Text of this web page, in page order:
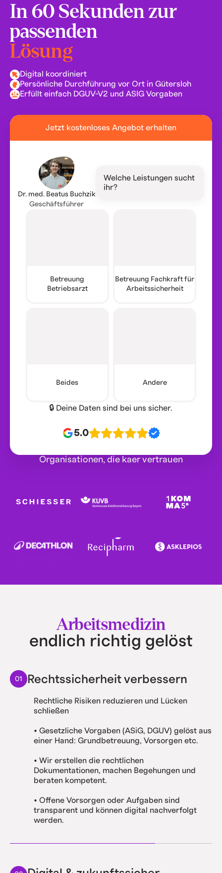
In 60 Sekunden zur
passenden
Lösung
Digital koordiniert
Persönliche Durchführung vor Ort in Gütersloh
Erfüllt einfach DGUV-V2 und ASIG Vorgaben
Jetzt kostenloses Angebot erhalten
Dr. med. Beatus Buchzik
Geschäftsführer
Welche Leistungen sucht
ihr?
Betreuung
Betriebsarzt
Betreuung Fachkraft für
Arbeitssicherheit
Beides Andere
🔒 Deine Daten sind bei uns sicher.
5.0
Organisationen, die kaer vertrauen
Arbeitsmedizin
endlich richtig gelöst
01 Rechtssicherheit verbessern
Rechtliche Risiken reduzieren und Lücken
schließen
• Gesetzliche Vorgaben (ASiG, DGUV) gelöst aus
einer Hand: Grundbetreuung, Vorsorgen etc.
• Wir erstellen die rechtlichen
Dokumentationen, machen Begehungen und
beraten kompetent.
• Offene Vorsorgen oder Aufgaben sind
transparent und können digital nachverfolgt
werden.